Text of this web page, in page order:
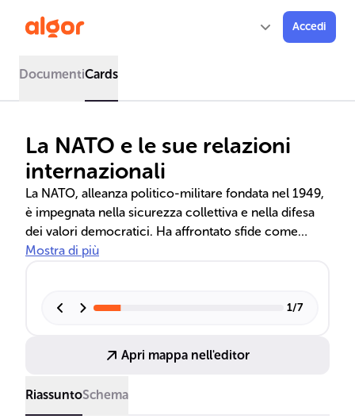
Accedi
DocumentiCards
La NATO e le sue relazioni
internazionali
La NATO, alleanza politico-militare fondata nel 1949,
è impegnata nella sicurezza collettiva e nella difesa
dei valori democratici. Ha affrontato sfide come
l'espansione verso est, le tensioni con la Russia, e
delle crisi.
Mostra di più
1/7
Apri mappa nell'editor
RiassuntoSchema